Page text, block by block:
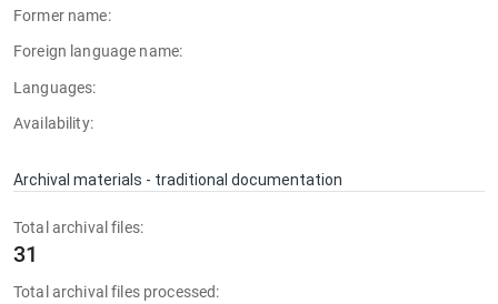
Former name:
Foreign language name:
Languages:
Availability:
Archival materials - traditional documentation
Total archival files:
31
Total archival files processed: